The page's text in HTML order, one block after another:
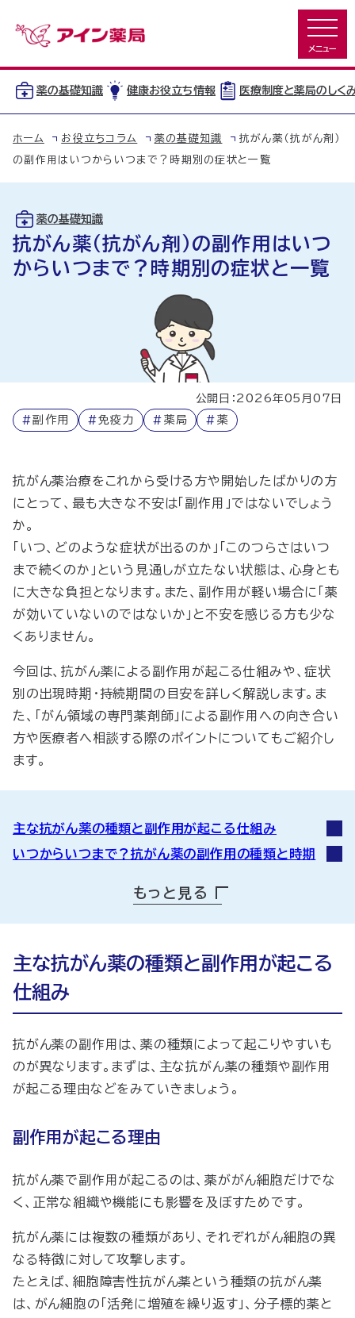
薬の基礎知識 健康お役立ち情報 医療制度と薬局のしく
ホーム お役立ちコラム 薬の基礎知識 抗がん薬（抗がん剤）
の副作用はいつからいつまで？時期別の症状と一覧
抗がん薬（抗がん剤）の副作用はいつ
からいつまで？時期別の症状と一覧
薬の基礎知識
公開日：2026年05月07日
#副作用 #免疫力 # 薬局 # 薬
抗がん薬治療をこれから受ける方や開始したばかりの方
にとって、最も大きな不安は「副作用」ではないでしょう
か。
「いつ、どのような症状が出るのか」「このつらさはいつ
まで続くのか」という見通しが立たない状態は、心身とも
に大きな負担となります。また、副作用が軽い場合に「薬
が効いていないのではないか」と不安を感じる方も少な
くありません。
今回は、抗がん薬による副作用が起こる仕組みや、症状
別の出現時期・持続期間の目安を詳しく解説します。ま
た、「がん領域の専門薬剤師」による副作用への向き合い
方や医療者へ相談する際のポイントについてもご紹介し
ます。
主な抗がん薬の種類と副作用が起こる仕組み
いつからいつまで？抗がん薬の副作用の種類と時期
抗がん薬の副作用がない人・軽い人
薬剤師」の取り組み
抗がん薬の副作用は医師や薬剤師に相談を
もっと見る
主な抗がん薬の種類と副作用が起こる
仕組み
抗がん薬の副作用は、薬の種類によって起こりやすいも
のが異なります。まずは、主な抗がん薬の種類や副作用
が起こる理由などをみていきましょう。
副作用が起こる理由
抗がん薬で副作用が起こるのは、薬ががん細胞だけでな
く、正常な組織や機能にも影響を及ぼすためです。
抗がん薬には複数の種類があり、それぞれがん細胞の異
なる特徴に対して攻撃します。
たとえば、細胞障害性抗がん薬という種類の抗がん薬
は、がん細胞の「活発に増殖を繰り返す」、分子標的薬と